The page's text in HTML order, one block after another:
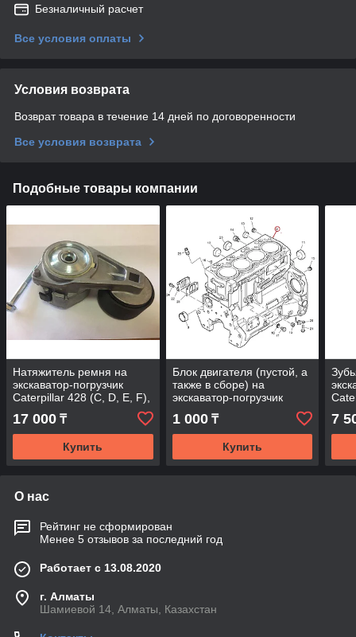
Безналичный расчет
Все условия оплаты
Условия возврата
Возврат товара в течение 14 дней по договоренности
Все условия возврата
Подобные товары компании
Натяжитель ремня на
экскаватор-погрузчик
Caterpillar 428 (C, D, E, F),
432 (C, D, E, F) Кат, Cat
17 000 ₸
Купить
Блок двигателя (пустой, а
также в сборе) на
экскаватор-погрузчик
Caterpillar 428 (C, D, E, F),
432 Кат Cat
1 000₸
Купить
7
О нас
Рейтинг не сформирован
Менее 5 отзывов за последний год
Работает с 13.08.2020
г. Алматы
Шамиевой 14, Алматы, Казахстан